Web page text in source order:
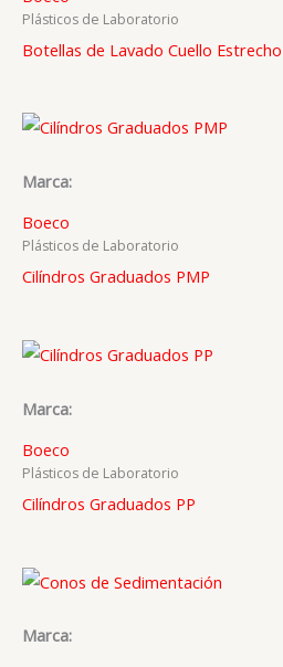
Plásticos de Laboratorio
Botellas de Lavado Cuello Estrecho
Marca:
Boeco
Plásticos de Laboratorio
Cilíndros Graduados PMP
Marca:
Boeco
Plásticos de Laboratorio
Cilíndros Graduados PP
Marca: